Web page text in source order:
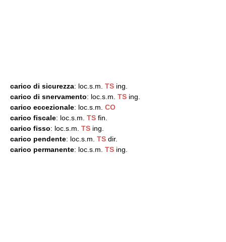
carico di sicurezza: loc.s.m. TS ing.
carico di snervamento: loc.s.m. TS ing.
carico eccezionale: loc.s.m. CO
carico fiscale: loc.s.m. TS fin.
carico fisso: loc.s.m. TS ing.
carico pendente: loc.s.m. TS dir.
carico permanente: loc.s.m. TS ing.